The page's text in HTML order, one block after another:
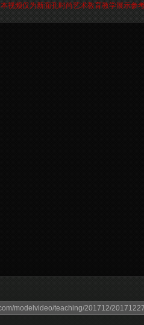
本视频仅为新面孔时尚艺术教育教学展示参